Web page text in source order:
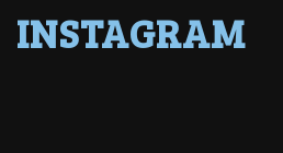
INSTAGRAM